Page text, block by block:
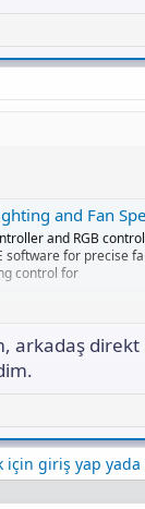
Fan Speed
and RGB
software for precise
control for
arkadaş direkt
için giriş yap yada